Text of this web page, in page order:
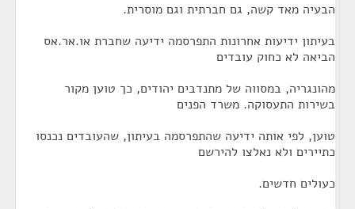
הבעיה מאד קשה, גם חברתית וגם מוסרית.
בעיתון ידיעות אחרונות התפרסמה ידיעה שחברת או.אר.אס
הביאה לא כחוק עובדים
מהונגריה, במסווה של מתנדבים יהודים, כך טוען מקור
בשירות התעסוקה. משרד הפנים
טוען, לפי אותה ידיעה שהתפרסמה בעיתון, שהעובדים נכנסו
כתיירים ולא נאלצו להירשם
כעולים חדשים.